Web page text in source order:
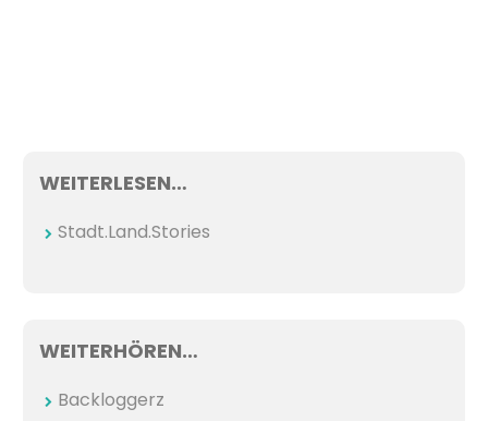
WEITERLESEN…
Stadt.Land.Stories
WEITERHÖREN…
Backloggerz